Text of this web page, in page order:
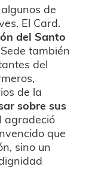
de
El Card.
del Santo
también
del
de la
sobre sus
agradeció
que
sino un